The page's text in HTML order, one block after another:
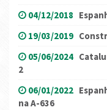
04/12/2018
19/03/2019
05/06/2024
2
06/01/2022
na A-636